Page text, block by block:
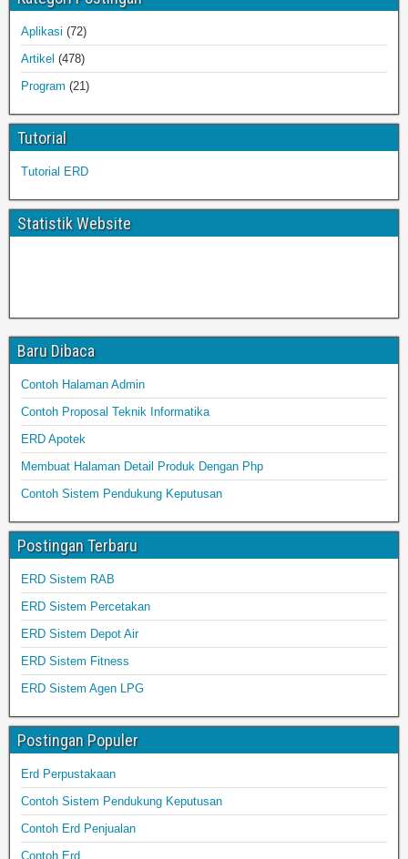
Aplikasi (72)
Artikel (478)
Program (21)
Tutorial
Tutorial ERD
Statistik Website
Baru Dibaca
Contoh Halaman Admin
Contoh Proposal Teknik Informatika
ERD Apotek
Membuat Halaman Detail Produk Dengan Php
Contoh Sistem Pendukung Keputusan
Postingan Terbaru
ERD Sistem RAB
ERD Sistem Percetakan
ERD Sistem Depot Air
ERD Sistem Fitness
ERD Sistem Agen LPG
Postingan Populer
Erd Perpustakaan
Contoh Sistem Pendukung Keputusan
Contoh Erd Penjualan
Contoh Erd